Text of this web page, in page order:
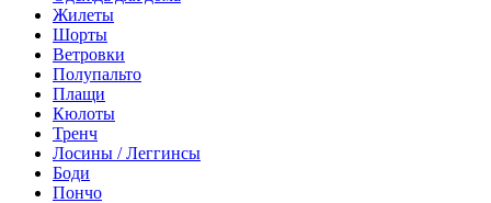
Жилеты
Шорты
Ветровки
Полупальто
Плащи
Кюлоты
Тренч
Лосины / Леггинсы
Боди
Пончо